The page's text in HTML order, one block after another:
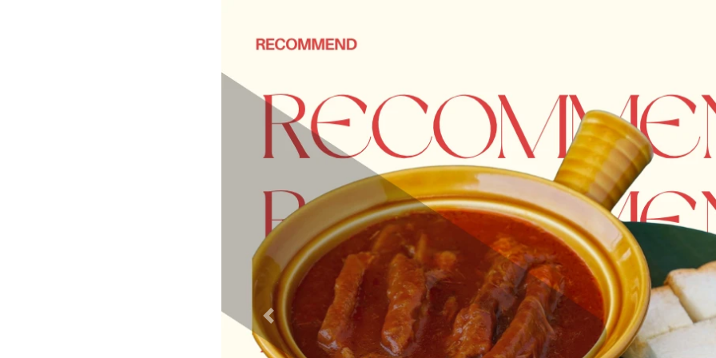
Previous